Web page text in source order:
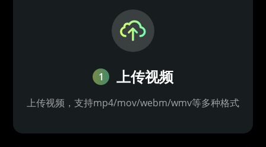
1 上传视频
上传视频，支持mp4/mov/webm/wmv等多种格式